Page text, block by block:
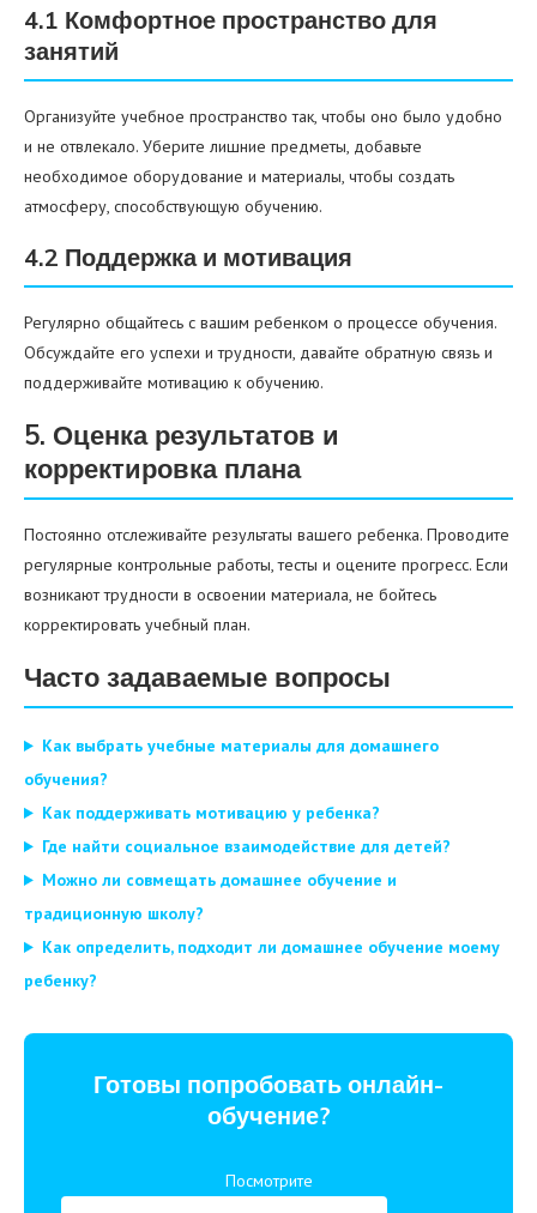
4.1 Комфортное пространство для
занятий
Организуйте учебное пространство так, чтобы оно было удобно
и не отвлекало. Уберите лишние предметы, добавьте
необходимое оборудование и материалы, чтобы создать
атмосферу, способствующую обучению.
4.2 Поддержка и мотивация
Регулярно общайтесь с вашим ребенком о процессе обучения.
Обсуждайте его успехи и трудности, давайте обратную связь и
поддерживайте мотивацию к обучению.
5. Оценка результатов и
корректировка плана
Постоянно отслеживайте результаты вашего ребенка. Проводите
регулярные контрольные работы, тесты и оцените прогресс. Если
возникают трудности в освоении материала, не бойтесь
корректировать учебный план.
Часто задаваемые вопросы
Как выбрать учебные материалы для домашнего
обучения?
Как поддерживать мотивацию у ребенка?
Где найти социальное взаимодействие для детей?
Можно ли совмещать домашнее обучение и
традиционную школу?
Как определить, подходит ли домашнее обучение моему
ребенку?
Готовы попробовать онлайн-
обучение?
Посмотрите